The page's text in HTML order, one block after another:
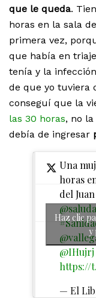
que le queda.
horas en la sala
primera vez,
que había en
tenía y la
de que yo tuviera
conseguí que la
las 30 horas, no
debía de ingresar
Una
horas
del
@IHujrj
https://
— El
Haz clic
y